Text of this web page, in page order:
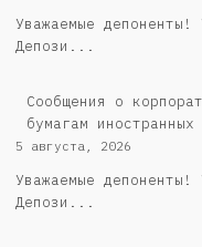
Уважаемые
Депози...
Сообщения о
бумагам иностранных
5 августа, 2026
Уважаемые
Депози...